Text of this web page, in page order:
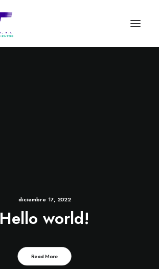
diciembre 17, 2022
Hello world!
Read More